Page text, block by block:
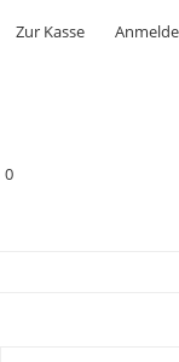
Zur Kasse
0